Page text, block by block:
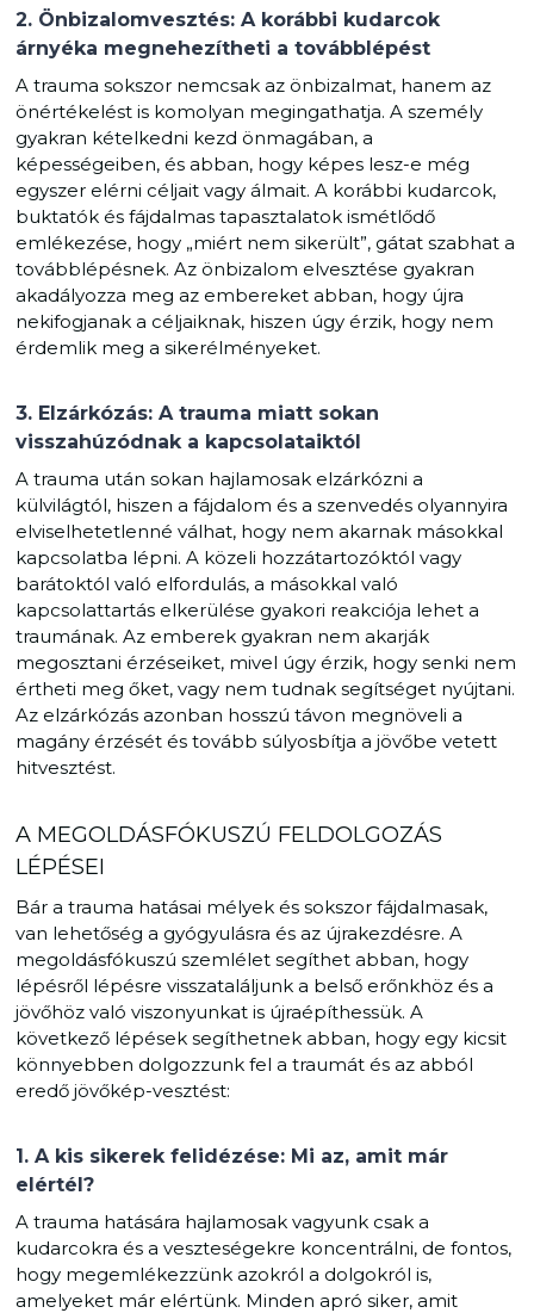
2. Önbizalomvesztés: A korábbi kudarcok
árnyéka megnehezítheti a továbblépést
A trauma sokszor nemcsak az önbizalmat, hanem az
önértékelést is komolyan megingathatja. A személy
gyakran kételkedni kezd önmagában, a
képességeiben, és abban, hogy képes lesz-e még
egyszer elérni céljait vagy álmait. A korábbi kudarcok,
buktatók és fájdalmas tapasztalatok ismétlődő
emlékezése, hogy „miért nem sikerült”, gátat szabhat a
továbblépésnek. Az önbizalom elvesztése gyakran
akadályozza meg az embereket abban, hogy újra
nekifogjanak a céljaiknak, hiszen úgy érzik, hogy nem
érdemlik meg a sikerélményeket.
3. Elzárkózás: A trauma miatt sokan
visszahúzódnak a kapcsolataiktól
A trauma után sokan hajlamosak elzárkózni a
külvilágtól, hiszen a fájdalom és a szenvedés olyannyira
elviselhetetlenné válhat, hogy nem akarnak másokkal
kapcsolatba lépni. A közeli hozzátartozóktól vagy
barátoktól való elfordulás, a másokkal való
kapcsolattartás elkerülése gyakori reakciója lehet a
traumának. Az emberek gyakran nem akarják
megosztani érzéseiket, mivel úgy érzik, hogy senki nem
értheti meg őket, vagy nem tudnak segítséget nyújtani.
Az elzárkózás azonban hosszú távon megnöveli a
magány érzését és tovább súlyosbítja a jövőbe vetett
hitvesztést.
A MEGOLDÁSFÓKUSZÚ FELDOLGOZÁS
LÉPÉSEI
Bár a trauma hatásai mélyek és sokszor fájdalmasak,
van lehetőség a gyógyulásra és az újrakezdésre. A
megoldásfókuszú szemlélet segíthet abban, hogy
lépésről lépésre visszataláljunk a belső erőnkhöz és a
jövőhöz való viszonyunkat is újraépíthessük. A
következő lépések segíthetnek abban, hogy egy kicsit
könnyebben dolgozzunk fel a traumát és az abból
eredő jövőkép-vesztést:
1. A kis sikerek felidézése: Mi az, amit már
elértél?
A trauma hatására hajlamosak vagyunk csak a
kudarcokra és a veszteségekre koncentrálni, de fontos,
hogy megemlékezzünk azokról a dolgokról is,
amelyeket már elértünk. Minden apró siker, amit